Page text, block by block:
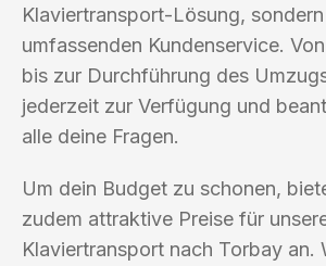
Klaviertransport-Lösung,
umfassenden Kundenservice.
bis zur Durchführung des
jederzeit zur Verfügung und
alle deine Fragen.
Um dein Budget zu schonen,
zudem attraktive Preise für
Klaviertransport nach Torbay an.